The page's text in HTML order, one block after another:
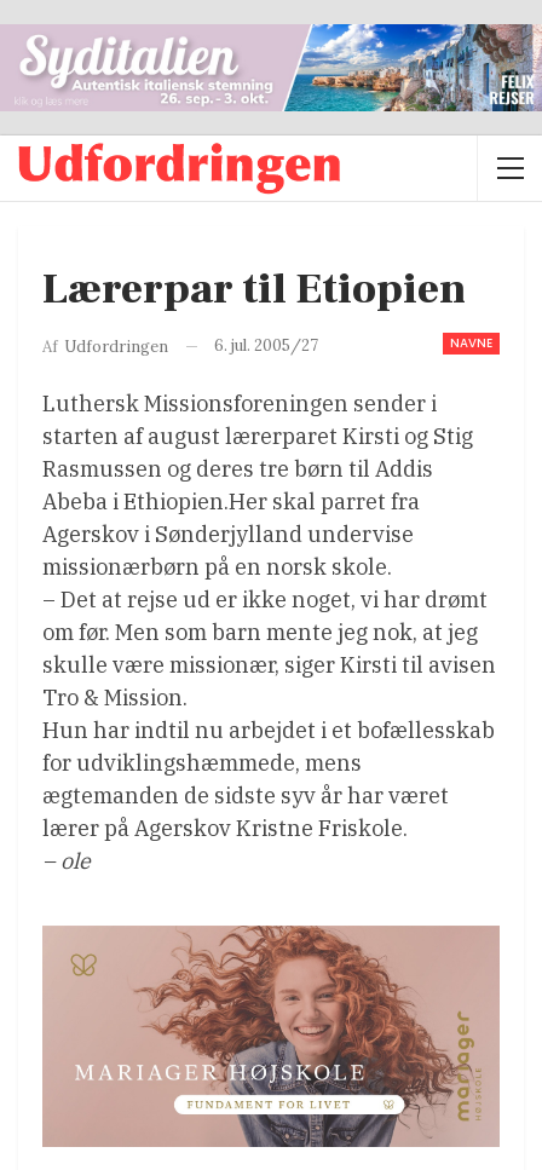
Lærerpar til Etiopien
NAVNE
Af Udfordringen 6. jul. 2005/27
Luthersk Missionsforeningen sender i
starten af august lærerparet Kirsti og Stig
Rasmussen og deres tre børn til Addis
Abeba i Ethiopien.Her skal parret fra
Agerskov i Sønderjylland undervise
missionærbørn på en norsk skole.
– Det at rejse ud er ikke noget, vi har drømt
om før. Men som barn mente jeg nok, at jeg
skulle være missionær, siger Kirsti til avisen
Tro & Mission.
Hun har indtil nu arbejdet i et bofællesskab
for udviklingshæmmede, mens
ægtemanden de sidste syv år har været
lærer på Agerskov Kristne Friskole.
– ole